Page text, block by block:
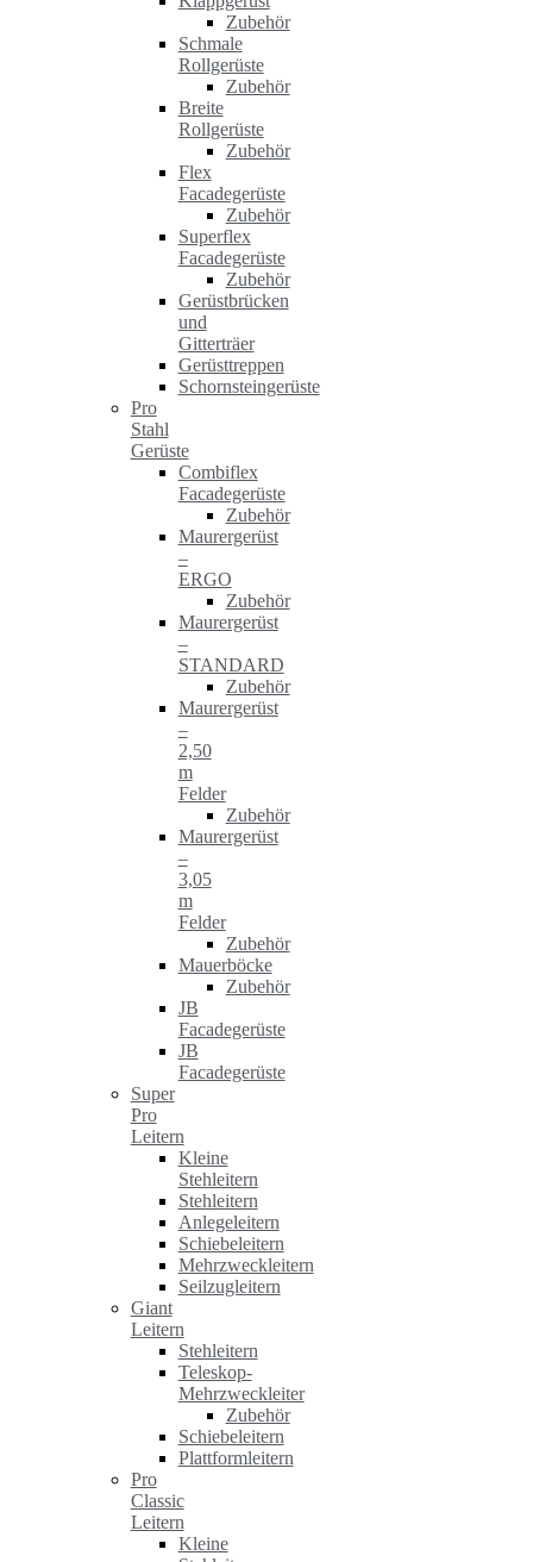
Zubehör
Schmale
Rollgerüste
Zubehör
Breite
Rollgerüste
Zubehör
Flex
Facadegerüste
Zubehör
Superflex
Facadegerüste
Zubehör
Gerüstbrücken
und
Gitterträer
Gerüsttreppen
Schornsteingerüste
Pro
Stahl
Gerüste
Combiflex
Facadegerüste
Zubehör
Maurergerüst
–
ERGO
Zubehör
Maurergerüst
–
STANDARD
Zubehör
Maurergerüst
–
2,50
m
Felder
Zubehör
Maurergerüst
–
3,05
m
Felder
Zubehör
Mauerböcke
Zubehör
JB
Facadegerüste
JB
Facadegerüste
Super
Pro
Leitern
Kleine
Stehleitern
Stehleitern
Anlegeleitern
Schiebeleitern
Mehrzweckleitern
Seilzugleitern
Giant
Leitern
Stehleitern
Teleskop-
Mehrzweckleiter
Zubehör
Schiebeleitern
Plattformleitern
Pro
Classic
Leitern
Kleine